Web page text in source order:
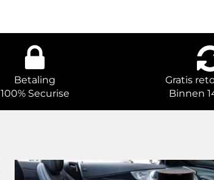
Betaling
100% Securise
Gratis
Binnen